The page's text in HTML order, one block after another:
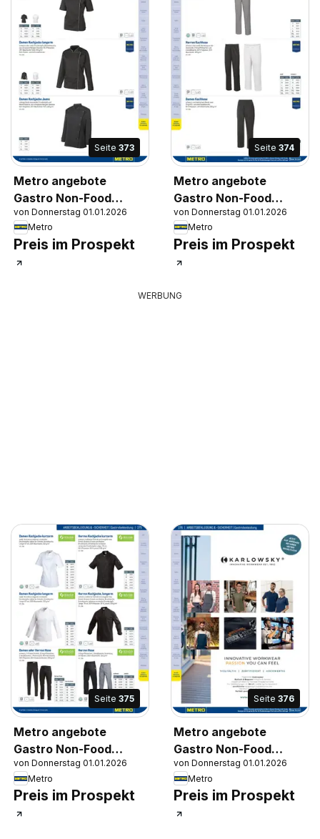
Seite 373
Metro angebote
Gastro Non-Food
Katalog
von Donnerstag 01.01.2026
Metro
Preis im Prospekt
Seite 374
Metro angebote
Gastro Non-Food
Katalog
von Donnerstag 01.01.2026
Metro
Preis im Prospekt
WERBUNG
Seite 375
Metro angebote
Gastro Non-Food
Katalog
von Donnerstag 01.01.2026
Metro
Preis im Prospekt
Seite 376
Metro angebote
Gastro Non-Food
Katalog
von Donnerstag 01.01.2026
Metro
Preis im Prospekt